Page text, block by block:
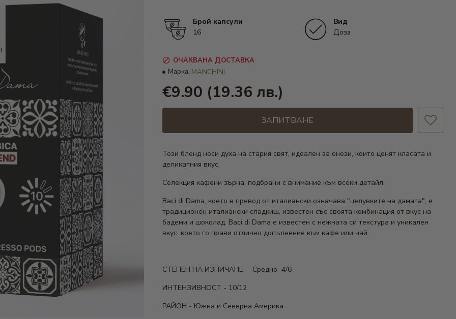
Брой капсули
16
Вид
Доза
ОЧАКВАНА ДОСТАВКА
Марка: MANCHINI
€9.90 (19.36 лв.)
ЗАПИТВАНЕ
Този бленд носи духа на стария свят, идеален за онези, които ценят класата и
деликатния вкус.
Селекция кафени зърна, подбрани с внимание към всеки детайл.
Baci di Dama, което в превод от италиански означава "целувките на дамата", е
традиционен италиански сладкиш, известен със своята комбинация от вкус на
бадеми и шоколад. Baci di Dama е известен с нежната си текстура и уникален
вкус, което го прави отлично допълнение към кафе или чай.
СТЕПЕН НА ИЗПИЧАНЕ - Средно 4/6
ИНТЕНЗИВНОСТ - 10/12
РАЙОН - Южна и Северна Америка